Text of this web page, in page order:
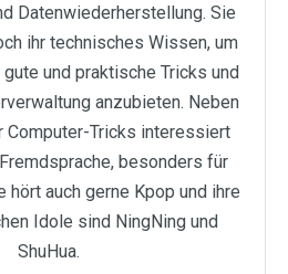
Datenwiederherstellung. Sie
ihr technisches Wissen, um
und praktische Tricks und
anzubieten. Neben
Computer-Tricks interessiert
besonders für
hört auch gerne Kpop und ihre
Idole sind NingNing und
ShuHua.